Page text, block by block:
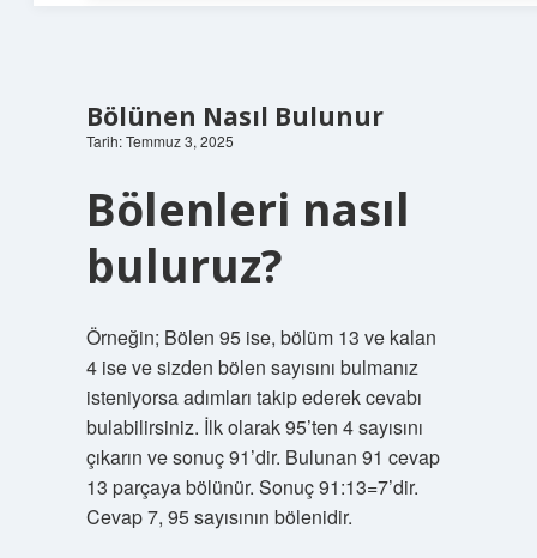
Bölünen Nasıl Bulunur
Tarih: Temmuz 3, 2025
Bölenleri nasıl
buluruz?
Örneğin; Bölen 95 ise, bölüm 13 ve kalan
4 ise ve sizden bölen sayısını bulmanız
isteniyorsa adımları takip ederek cevabı
bulabilirsiniz. İlk olarak 95’ten 4 sayısını
çıkarın ve sonuç 91’dir. Bulunan 91 cevap
13 parçaya bölünür. Sonuç 91:13=7’dir.
Cevap 7, 95 sayısının bölenidir.